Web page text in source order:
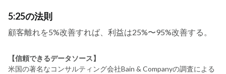
5:25の法則
顧客離れを5%改善すれば、利益は25%〜95%改善する。
【信頼できるデータソース】
米国の著名なコンサルティング会社Bain & Companyの調査による